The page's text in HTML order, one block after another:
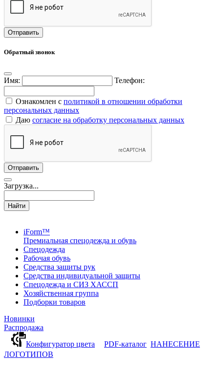
Обратный звонок
Имя: Телефон:
Ознакомлен с политикой в отношении обработки
персональных данных
Даю согласие на обработку персональных данных
Загрузка...
Найти
iForm™
Премиальная спецодежда и обувь
Спецодежда
Рабочая обувь
Средства защиты рук
Средства индивидуальной защиты
Спецодежда и СИЗ ХАССП
Хозяйственная группа
Подборки товаров
Новинки
Распродажа
Конфигуратор цвета
PDF-каталог НАНЕСЕНИЕ
ЛОГОТИПОВ